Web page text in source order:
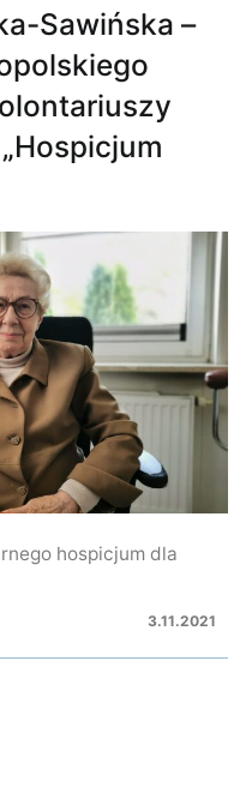
Sawińska –
hospicjum dla
3.11.2021